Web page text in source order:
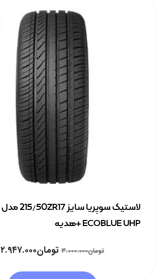
لاستیک سوپریا سایز 215/50ZR17 مدل
ECOBLUE UHP +هدیه
تومان۳.۰۰۰.۰۰۰ تومان۲.۹۴۷.۰۰۰